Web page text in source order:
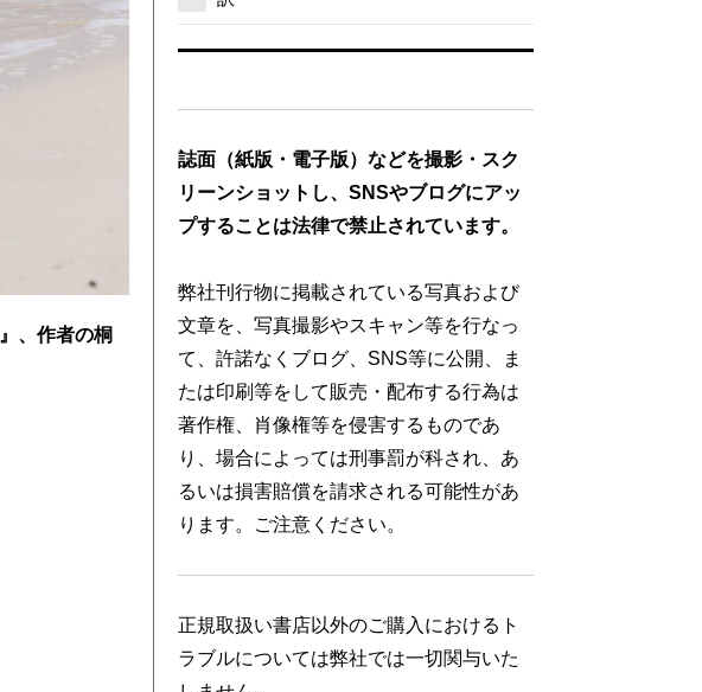
、作者の桐
誌面（紙版・電子版）などを撮影・スク
リーンショットし、SNSやブログにアッ
プすることは法律で禁止されています。
弊社刊行物に掲載されている写真および
文章を、写真撮影やスキャン等を行なっ
て、許諾なくブログ、SNS等に公開、ま
たは印刷等をして販売・配布する行為は
著作権、肖像権等を侵害するものであ
り、場合によっては刑事罰が科され、あ
るいは損害賠償を請求される可能性があ
ります。ご注意ください。
正規取扱い書店以外のご購入におけるト
ラブルについては弊社では一切関与いた